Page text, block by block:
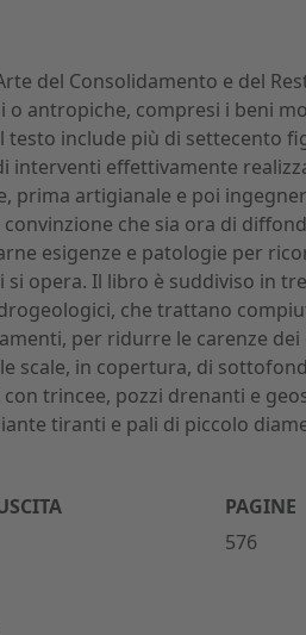
del Consolidamento e del
o antropiche, compresi i beni
include più di settecento
interventi effettivamente
prima artigianale e poi
che sia ora di
esigenze e patologie per
opera. Il libro è suddiviso in
che trattano
per ridurre le carenze
scale, in copertura, di
trincee, pozzi drenanti e
tiranti e pali di piccolo
PAGINE
576